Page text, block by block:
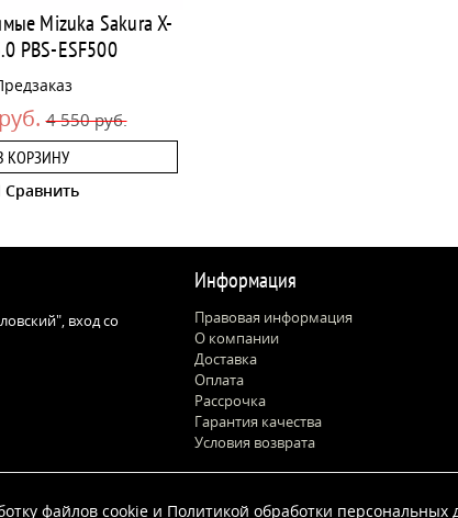
Mizuka Sakura X-
PBS-ESF500
4 550 руб.
КОРЗИНУ
Сравнить
вход со
Информация
Правовая информация
О компании
Доставка
Оплата
Рассрочка
Гарантия качества
Условия возврата
файлов cookie и Политикой обработки персональных